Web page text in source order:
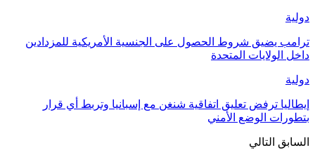
دولية
ترامب يضيق شروط الحصول على الجنسية الأمريكية للمزدادين
داخل الولايات المتحدة
دولية
إيطاليا ترفض تعليق اتفاقية شنغن مع إسبانيا وتربط أي قرار
بتطورات الوضع الأمني
السابق التالي